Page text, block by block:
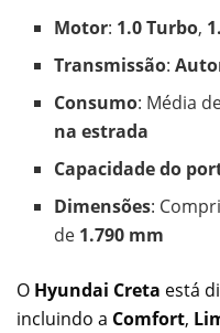
Motor: 1.0 Turbo,
Transmissão:
Consumo: Média
na estrada
Capacidade do
Dimensões:
de 1.790 mm
O Hyundai Creta está
incluindo a Comfort,